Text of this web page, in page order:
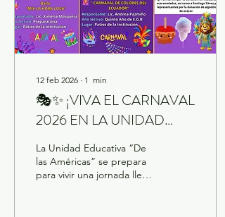
12 feb 2026 ∙ 1 min
🎭✨ ¡VIVA EL CARNAVAL
2026 EN LA UNIDAD
EDUCATIVA “DE LAS
AMÉRICAS”! ✨🎭
La Unidad Educativa “De
las Américas” se prepara
para vivir una jornada llena